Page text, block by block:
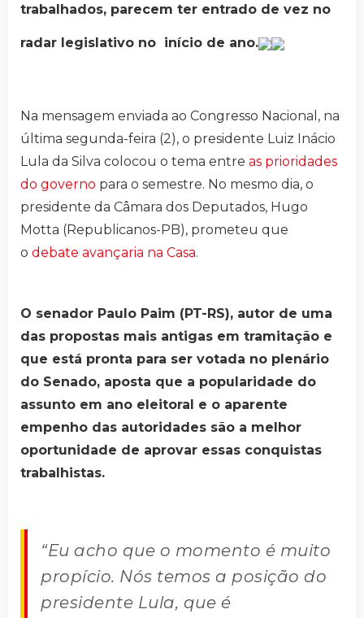
trabalhados, parecem ter entrado de vez no
radar legislativo no início de ano.
Na mensagem enviada ao Congresso Nacional, na
última segunda-feira (2), o presidente Luiz Inácio
Lula da Silva colocou o tema entre as prioridades
do governo para o semestre. No mesmo dia, o
presidente da Câmara dos Deputados, Hugo
Motta (Republicanos-PB), prometeu que
o debate avançaria na Casa.
O senador Paulo Paim (PT-RS), autor de uma
das propostas mais antigas em tramitação e
que está pronta para ser votada no plenário
do Senado, aposta que a popularidade do
assunto em ano eleitoral e o aparente
empenho das autoridades são a melhor
oportunidade de aprovar essas conquistas
trabalhistas.
“Eu acho que o momento é muito
propício. Nós temos a posição do
presidente Lula, que é